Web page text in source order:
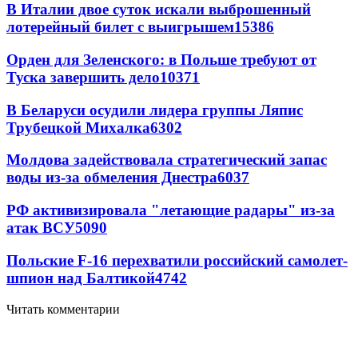
В Италии двое суток искали выброшенный
лотерейный билет с выигрышем15386
Орден для Зеленского: в Польше требуют от
Туска завершить дело10371
В Беларуси осудили лидера группы Ляпис
Трубецкой Михалка6302
Молдова задействовала стратегический запас
воды из-за обмеления Днестра6037
РФ активизировала "летающие радары" из-за
атак ВСУ5090
Польские F-16 перехватили российский самолет-
шпион над Балтикой4742
Читать комментарии